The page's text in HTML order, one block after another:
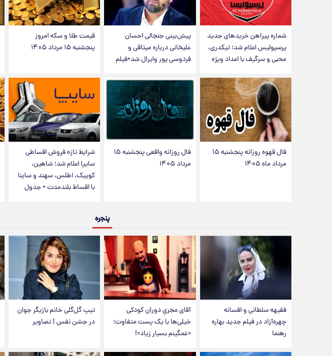
شماره پیراهن خریدهای جدید
پرسپولیس اعلام شد؛ تیکدری،
محبی و سرگیف با اعداد ویژه
پیش‌بینی جنجالی احسان
علیخانی درباره میثاقی و
فردوسی پور وایرال شد+فیلم
قیمت طلا و سکه امروز
پنجشنبه ۱۵ مرداد ۱۴۰۵
فال قهوه روزانه پنجشنبه ۱۵
مرداد ماه ۱۴۰۵
فال روزانه واقعی پنجشنبه ۱۵
مرداد ۱۴۰۵
شرایط تازه فروش اقساطی
سایپا اعلام شد؛ شاهین،
کوییک، اطلس، سهند و ساینا
با اقساط بلندمدت + جدول
پنجره
فقیهه سلطانی و افسانه
چهره‌آزاد در فیلم جدید بهاره
رهنما
آقای مجریِ دوران کودکی
خیلی‌ها با یک پست متفاوت؛
«غمگینم بسیار زیاد»!
تیپ گل‌گلی خانم بازیگر جوان
در جشن نفس | تصاویر